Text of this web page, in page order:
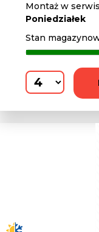
Montaż w
Poniedziałek
Stan